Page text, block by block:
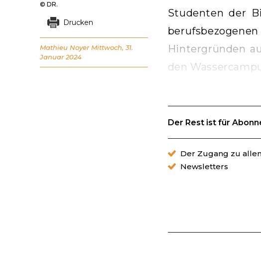
Studenten der
Hintergründen
den
Der Rest ist für
Der Zugang zu
Newsletters
© DR.
Drucken
Mathieu Noyer Mittwoch, 31.
Januar 2024